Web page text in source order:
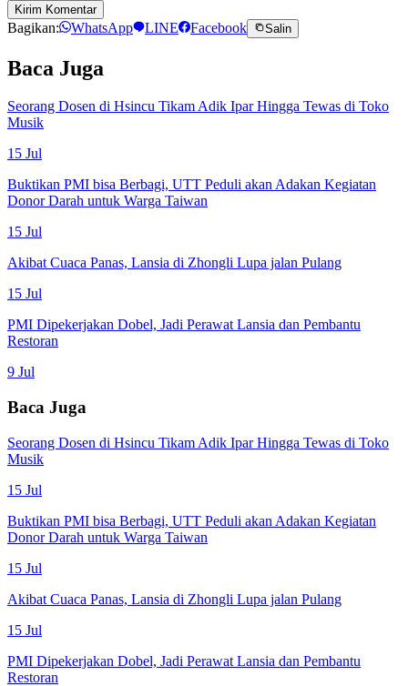
Kirim Komentar
Bagikan: WhatsApp LINE Facebook Salin
Baca Juga
Seorang Dosen di Hsincu Tikam Adik Ipar Hingga Tewas di Toko
Musik
15 Jul
Buktikan PMI bisa Berbagi, UTT Peduli akan Adakan Kegiatan
Donor Darah untuk Warga Taiwan
15 Jul
Akibat Cuaca Panas, Lansia di Zhongli Lupa jalan Pulang
15 Jul
PMI Dipekerjakan Dobel, Jadi Perawat Lansia dan Pembantu
Restoran
9 Jul
Baca Juga
Seorang Dosen di Hsincu Tikam Adik Ipar Hingga Tewas di Toko
Musik
15 Jul
Buktikan PMI bisa Berbagi, UTT Peduli akan Adakan Kegiatan
Donor Darah untuk Warga Taiwan
15 Jul
Akibat Cuaca Panas, Lansia di Zhongli Lupa jalan Pulang
15 Jul
PMI Dipekerjakan Dobel, Jadi Perawat Lansia dan Pembantu
Restoran